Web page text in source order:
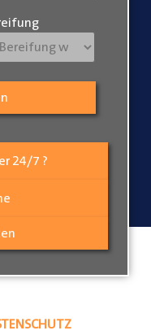
24/7 ?